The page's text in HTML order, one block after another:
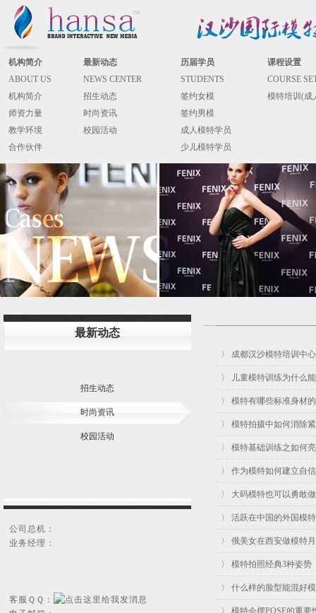
机构简介 最新动态 历届学员
课程设置
ABOUT US
NEWS CENTER STUDENTS
COURSE
机构简介
招生动态 签约女模
模特培训(成
师资力量
时尚资讯
签约男模
教学环境
校园活动
成人模特学员
合作伙伴
少儿模特学员
最新动态
招生动态
时尚资讯
校园活动
公司总机：
业务经理：
客服ＱＱ：
〉 成都汉沙模特培训中
〉 儿童模特训练为什么
〉 模特有哪些标准身材
〉 模特拍摄中如何消除
〉 模特基础训练之如何
〉 作为模特如何建立自
〉 大码模特也可以勇敢
〉 活跃在中国的外国模
〉 俄美女在西安做模特
〉 模特拍照经典3种姿势
〉 什么样的脸型能混好
〉 模特会摆POSE的重要